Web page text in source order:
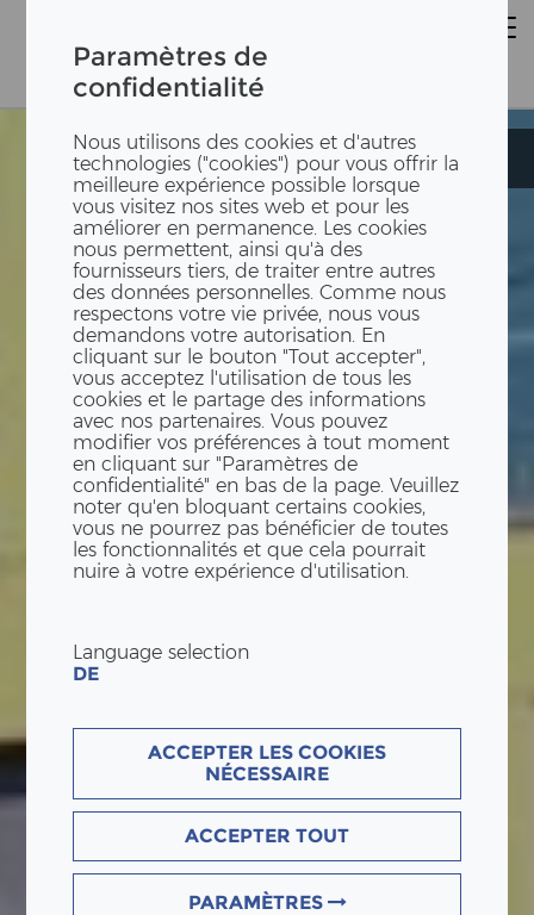
Paramètres de
confidentialité
Nous utilisons des cookies et d'autres
technologies ("cookies") pour vous offrir la
meilleure expérience possible lorsque
vous visitez nos sites web et pour les
améliorer en permanence. Les cookies
nous permettent, ainsi qu'à des
fournisseurs tiers, de traiter entre autres
des données personnelles. Comme nous
respectons votre vie privée, nous vous
demandons votre autorisation. En
cliquant sur le bouton "Tout accepter",
vous acceptez l'utilisation de tous les
cookies et le partage des informations
avec nos partenaires. Vous pouvez
modifier vos préférences à tout moment
en cliquant sur "Paramètres de
confidentialité" en bas de la page. Veuillez
noter qu'en bloquant certains cookies,
vous ne pourrez pas bénéficier de toutes
les fonctionnalités et que cela pourrait
nuire à votre expérience d'utilisation.
Language selection
DE
ACCEPTER LES COOKIES
NÉCESSAIRE
ACCEPTER TOUT
PARAMÈTRES
Lärmschutzfassade
Lärmschutzfassade